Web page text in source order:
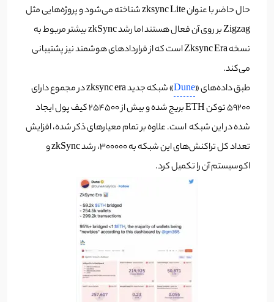
حال حاضر با عنوان zksync Lite شناخته می‌شود و پروژه‌هایی مثل
Zigzag بر روی آن فعال هستند اما رشد zkSync بیشتر مربوط به
نسخه Zksync Era است که از قراردادهای هوشمند نیز پشتیبانی
می‌کند.
طبق داده‌های «Dune
» شبکه جدید zksync era در مجموع دارای
59200 توکن ETH بریج شده‌ و بیش از 254500 کیف پول ایجاد
شده در این شبکه است. علاوه بر تمام معیارهای ذکر شده، افزایش
تعداد کل تراکنش‌های این شبکه به 300000، رشد zkSync و
اکوسیستم آن را تکمیل کرد.